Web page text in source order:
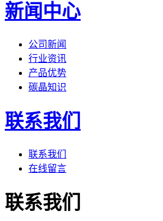
新闻中心
公司新闻
行业资讯
产品优势
碳晶知识
联系我们
联系我们
在线留言
联系我们